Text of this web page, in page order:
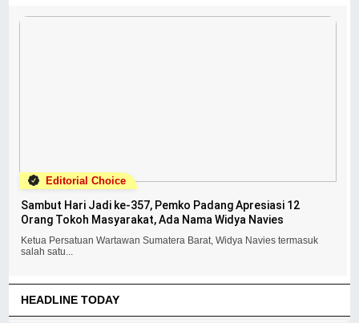
Editorial Choice
Sambut Hari Jadi ke-357, Pemko Padang Apresiasi 12
Orang Tokoh Masyarakat, Ada Nama Widya Navies
Ketua Persatuan Wartawan Sumatera Barat, Widya Navies termasuk
salah satu...
HEADLINE TODAY